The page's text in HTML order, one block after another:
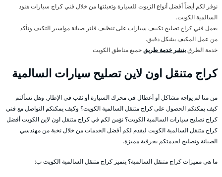
نوفر لكم أيضاً أفضل أنواع الزيوت للسيارة وتعبئتها من خلال فني كراج سيارات هنود
السالمية الكويت.
يعمل فني كراج تصليح تكييف سيارات على تنظيف فلتر صيانة مواسير التكيف وتأكد
من عمل المكيف بشكل دقيق.
خدمة الطرقبنشر خدمة طريقجميع مناطق الكويت
كراج متنقل اون لاين تصليح سيارات السالمية
من منا لم يواجه مشاكل أو أعطال في محرك السيارة أو ثقب في الإطار. وهل تسألتم
كيف يمكنكم الحصول على كراج متنقل السالمية الكويت؟ وكيف يمكنكم التواصل مع فني
كراج تصليح سيارات السالمية الكويت؟ نؤمن لكم في كراج متنقل اون لاين الكويت أفضل
كراج متنقل السالمية الكويت ليقدم لكم أفضل الخدمات من خلال نخبة من مهندسي
الصيانة وتصليح لخدمتكم بحرفية مميزة.
ما هي مميزات كراج متنقل السالمية؟ يتميز كراج متنقل السالمية الكويت ب: